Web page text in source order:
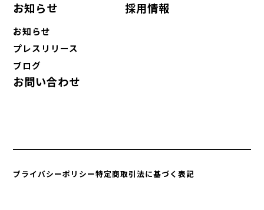
お知らせ
お知らせ
プレスリリース
ブログ
採用情報
お問い合わせ
プライバシーポリシー特定商取引法に基づく表記